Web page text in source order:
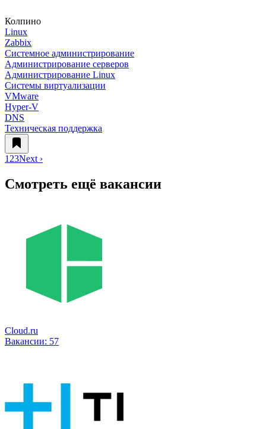
Колпино
Linux
Zabbix
Системное администрирование
Администрирование серверов
Администрирование Linux
Системы виртуализации
VMware
Hyper-V
DNS
Техническая поддержка
1 23Next ›
Смотреть ещё вакансии
Cloud.ru
Вакансии: 57